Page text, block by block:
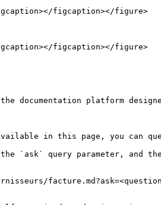
figcaption></figure>
figcaption></figure>
documentation platform
in this page, you can
the `ask` query parameter, and